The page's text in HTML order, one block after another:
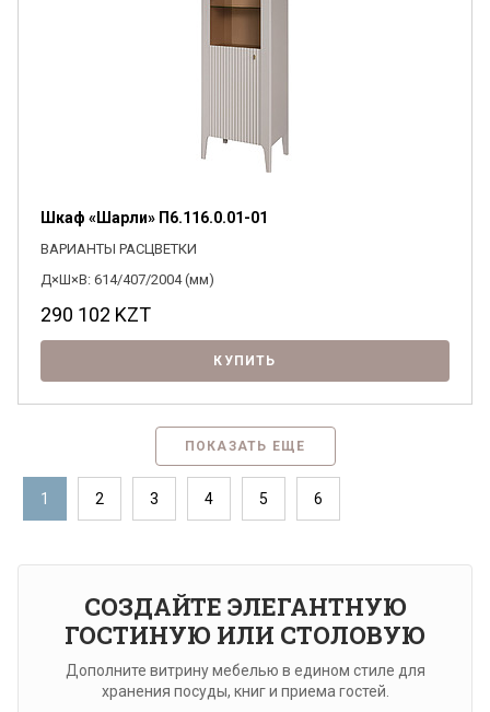
Шкаф «Шарли» П6.116.0.01-01
ВАРИАНТЫ РАСЦВЕТКИ
Д×Ш×В: 614/407/2004 (мм)
290 102 KZT
КУПИТЬ
ПОКАЗАТЬ ЕЩЕ
1 2 3 4 5 6
СОЗДАЙТЕ ЭЛЕГАНТНУЮ
ГОСТИНУЮ ИЛИ СТОЛОВУЮ
Дополните витрину мебелью в едином стиле для
хранения посуды, книг и приема гостей.